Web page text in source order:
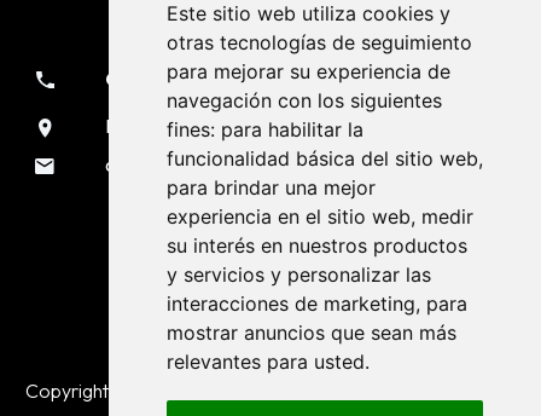
Este sitio web utiliza cookies y
otras tecnologías de seguimiento
para mejorar su experiencia de
navegación con los siguientes
fines: para habilitar la
funcionalidad básica del sitio web,
para brindar una mejor
experiencia en el sitio web, medir
su interés en nuestros productos
y servicios y personalizar las
interacciones de marketing, para
mostrar anuncios que sean más
relevantes para usted.
Contacto
981 133 051
Rúa Sendeiro, 7 Liáns - A Coruña
oficina@voladurascarmona.es
Siguenos en RRSS
Copyright © Voladuras Carmona. 2026 todos los derechos